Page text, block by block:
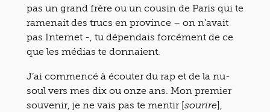
pas un grand frère ou un cousin de Paris qui te
ramenait des trucs en province – on n’avait
pas Internet -, tu dépendais forcément de ce
que les médias te donnaient.
J’ai commencé à écouter du rap et de la nu-
soul vers mes dix ou onze ans. Mon premier
souvenir, je ne vais pas te mentir [sourire],